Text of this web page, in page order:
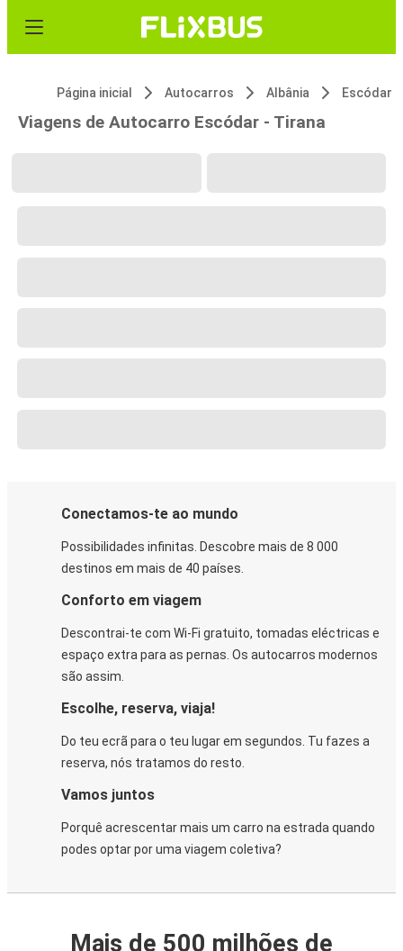
Página inicial Autocarros Albânia Escódar
Viagens de Autocarro Escódar - Tirana
Conectamos-te ao mundo
Possibilidades infinitas. Descobre mais de 8 000
destinos em mais de 40 países.
Conforto em viagem
Descontrai-te com Wi-Fi gratuito, tomadas eléctricas e
espaço extra para as pernas. Os autocarros modernos
são assim.
Escolhe, reserva, viaja!
Do teu ecrã para o teu lugar em segundos. Tu fazes a
reserva, nós tratamos do resto.
Vamos juntos
Porquê acrescentar mais um carro na estrada quando
podes optar por uma viagem coletiva?
Mais de 500 milhões de